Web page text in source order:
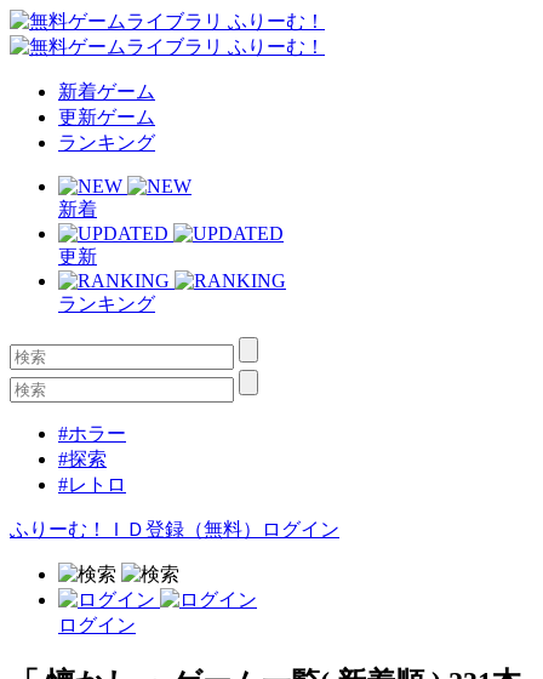
新着ゲーム
更新ゲーム
ランキング
新着
更新
ランキング
#ホラー
#探索
#レトロ
ふりーむ！ＩＤ登録（無料） ログイン
ログイン